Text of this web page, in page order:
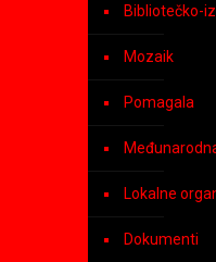
Bibliotečko-
Mozaik
Pomagala
Lokalne
Dokumenti